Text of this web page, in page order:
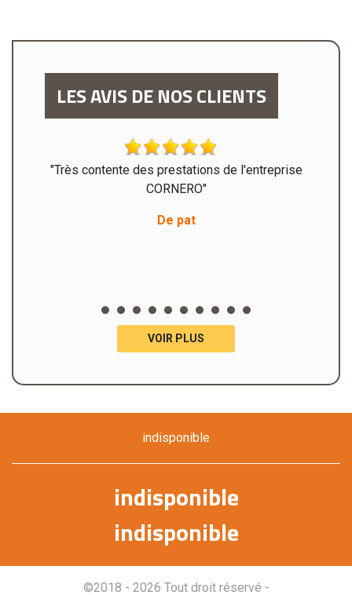
LES AVIS DE NOS CLIENTS
"Très contente des prestations de l'entreprise
CORNERO"
De pat
VOIR PLUS
indisponible
indisponible
indisponible
©2018 - 2026 Tout droit réservé -